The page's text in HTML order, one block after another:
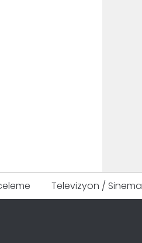
Televizyon / Sinema